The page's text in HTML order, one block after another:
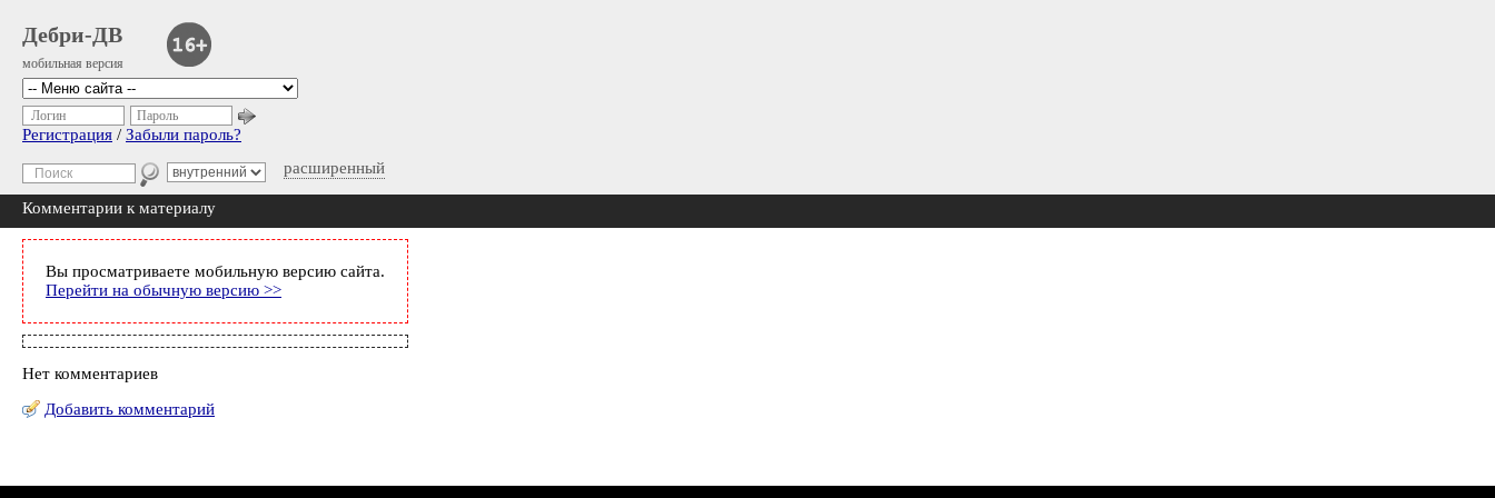
Дебри-ДВ
мобильная версия
расширенный
Логин Пароль
Регистрация / Забыли пароль?
Комментарии к материалу
Вы просматриваете мобильную версию сайта.
Перейти на обычную версию >>
Нет комментариев
Добавить комментарий